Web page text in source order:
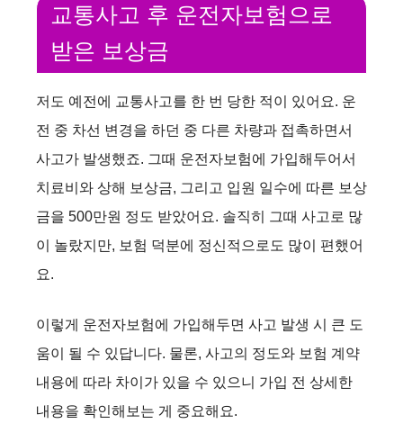
교통사고 후 운전자보험으로
받은 보상금
저도 예전에 교통사고를 한 번 당한 적이 있어요. 운
전 중 차선 변경을 하던 중 다른 차량과 접촉하면서
사고가 발생했죠. 그때 운전자보험에 가입해두어서
치료비와 상해 보상금, 그리고 입원 일수에 따른 보상
금을 500만원 정도 받았어요. 솔직히 그때 사고로 많
이 놀랐지만, 보험 덕분에 정신적으로도 많이 편했어
요.
이렇게 운전자보험에 가입해두면 사고 발생 시 큰 도
움이 될 수 있답니다. 물론, 사고의 정도와 보험 계약
내용에 따라 차이가 있을 수 있으니 가입 전 상세한
내용을 확인해보는 게 중요해요.